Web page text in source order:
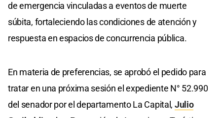
de emergencia vinculadas a eventos de muerte
súbita, fortaleciendo las condiciones de atención y
respuesta en espacios de concurrencia pública.
En materia de preferencias, se aprobó el pedido para
tratar en una próxima sesión el expediente N° 52.990
del senador por el departamento La Capital, Julio